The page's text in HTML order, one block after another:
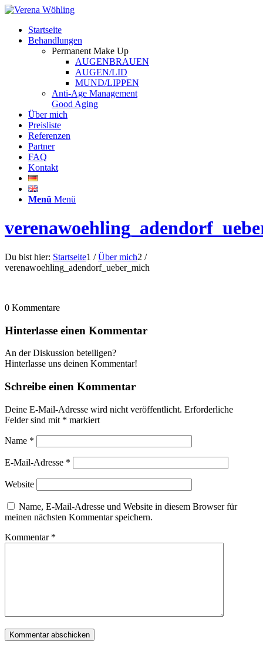
Startseite
Behandlungen
Permanent Make Up
AUGENBRAUEN
AUGEN/LID
MUND/LIPPEN
Anti-Age Management
Good Aging
Über mich
Preisliste
Referenzen
Partner
FAQ
Kontakt
Menü Menü
Du bist hier: Startseite1 / Über mich2 /
verenawoehling_adendorf_ueber_mich
0 Kommentare
Hinterlasse einen Kommentar
An der Diskussion beteiligen?
Hinterlasse uns deinen Kommentar!
Schreibe einen Kommentar
Deine E-Mail-Adresse wird nicht veröffentlicht. Erforderliche
Felder sind mit * markiert
Name *
E-Mail-Adresse *
Website
Name, E-Mail-Adresse und Website in diesem Browser für
meinen nächsten Kommentar speichern.
Kommentar *